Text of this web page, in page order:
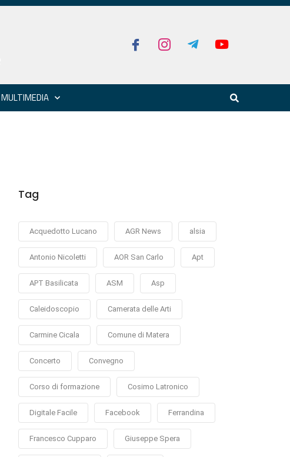
MULTIMEDIA
Tag
Acquedotto Lucano AGR News alsia
Antonio Nicoletti AOR San Carlo Apt
APT Basilicata ASM Asp
Caleidoscopio Camerata delle Arti
Carmine Cicala Comune di Matera
Concerto Convegno
Corso di formazione Cosimo Latronico
Digitale Facile Facebook Ferrandina
Francesco Cupparo Giuseppe Spera